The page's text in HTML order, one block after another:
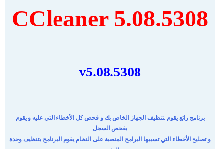
CCleaner 5.08.5308
v5.08.5308
برنامج رائع يقوم بتنظيف الجهاز الخاص بك و فحص كل الأخطاء التي عليه و يقوم
بفحص السجل
و تصليح الأخطاء التي تسببها البرامج المنصبة على النظام يقوم البرنامج بتنظيف وحدة